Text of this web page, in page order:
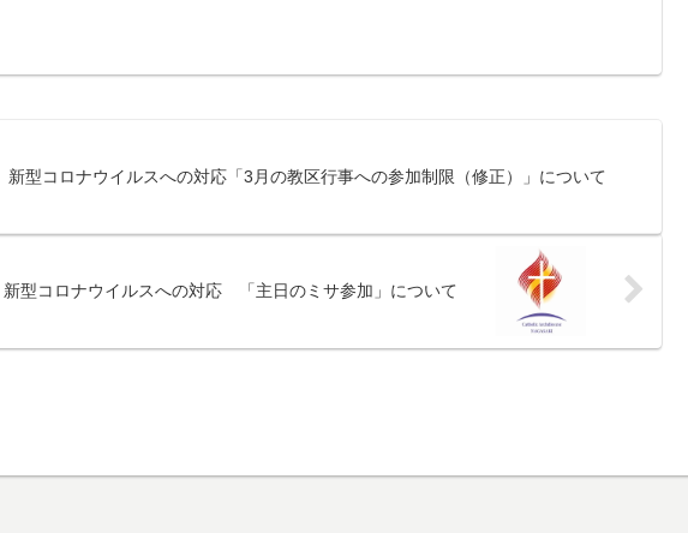
型コロナウイルスへの対応「3月の教区行事への参加制限（修正）」について
型コロナウイルスへの対応 「主日のミサ参加」について